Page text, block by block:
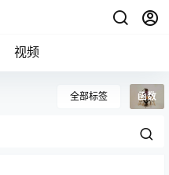
视频
全部标签 函数